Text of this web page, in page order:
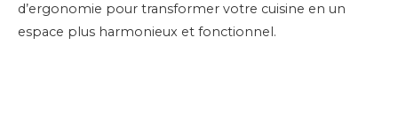
d’ergonomie pour transformer votre cuisine en un
espace plus harmonieux et fonctionnel.